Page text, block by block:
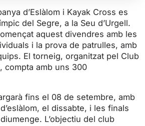
u
t
e
e
t
t
i
n
P
e
r
f
l
d’Eslàlom i Kayak Cross es
del Segre, a la Seu d’Urgell.
aquest divendres amb les
i la prova de patrulles, amb
El torneig, organitzat pel Club
compta amb uns 300
fins el 08 de setembre, amb
el dissabte, i les finals
L’objectiu del club